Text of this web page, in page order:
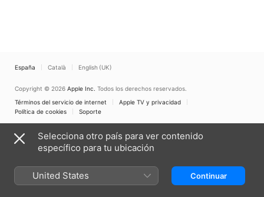
España Català English (UK)
Copyright © 2026 Apple Inc. Todos los derechos reservados.
Términos del servicio de internet
Apple TV y privacidad
Política de cookies
Soporte
Selecciona otro país para ver contenido
específico para tu ubicación
United States Continuar